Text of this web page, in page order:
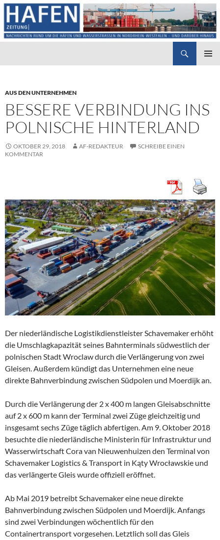
AUS DEN UNTERNEHMEN
BESSERE VERBINDUNG INS
POLNISCHE HINTERLAND
OKTOBER 29, 2018 AF-REDAKTEUR
SCHREIBE EINEN
KOMMENTAR
Der niederländische Logistikdienstleister Schavemaker erhöht
die Umschlagkapazität seines Bahnterminals südwestlich der
polnischen Stadt Wroclaw durch die Verlängerung von zwei
Gleisen. Außerdem kündigt das Unternehmen eine neue
direkte Bahnverbindung zwischen Südpolen und Moerdijk an.
Durch die Verlängerung der 2 x 400 m langen Gleisabschnitte
auf 2 x 600 m kann der Terminal zwei Züge gleichzeitig und
insgesamt sechs Züge täglich abfertigen. Am 9. Oktober 2018
besuchte die niederländische Ministerin für Infrastruktur und
Wasserwirtschaft Cora van Nieuwenhuizen den Terminal von
Schavemaker Logistics & Transport in Kąty Wrocławskie und
das verlängerte Gleis wurde offiziell eröffnet.
Ab Mai 2019 betreibt Schavemaker eine neue direkte
Bahnverbindung zwischen Südpolen und Moerdijk. Anfangs
sind zwei Verbindungen wöchentlich für den
Containertransport vorgesehen. Letztlich soll das Gleis